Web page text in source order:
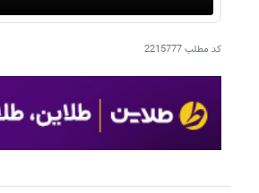
کد مطلب2215777